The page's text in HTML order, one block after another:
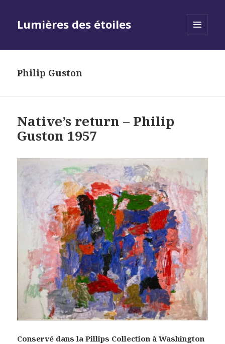
Lumières des étoiles
Philip Guston
Native’s return – Philip
Guston 1957
Conservé dans la Pillips Collection à Washington